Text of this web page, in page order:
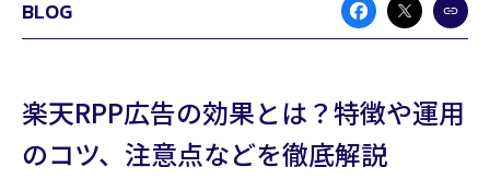
BLOG
楽天RPP広告の効果とは？特徴や運用
のコツ、注意点などを徹底解説